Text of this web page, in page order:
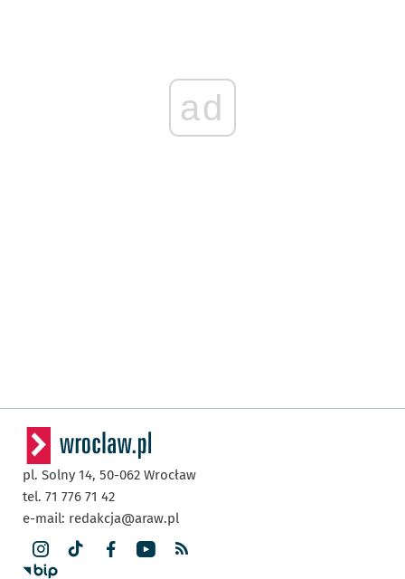
ad
pl. Solny 14, 50-062 Wrocław
tel. 71 776 71 42
e-mail: redakcja@araw.pl